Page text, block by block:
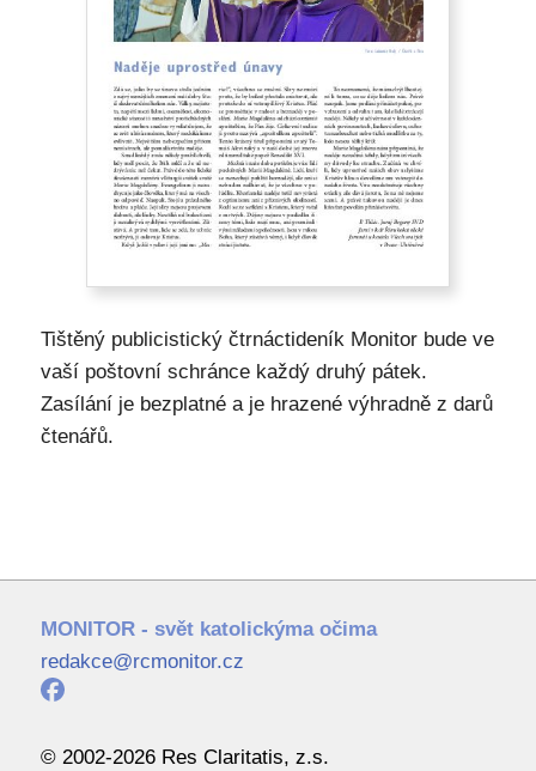
Tištěný publicistický čtrnáctideník Monitor bude ve
vaší poštovní schránce každý druhý pátek.
Zasílání je bezplatné a je hrazené výhradně z darů
čtenářů.
MONITOR - svět katolickýma očima
redakce@rcmonitor.cz
© 2002-2026 Res Claritatis, z.s.